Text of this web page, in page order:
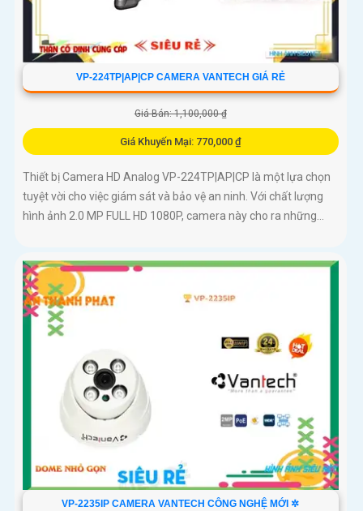
VP-224TP|AP|CP CAMERA VANTECH GIÁ RẺ
Giá Bán: 1,100,000 ₫
Giá Khuyến Mại: 770,000 ₫
Thiết bị Camera HD Analog VP-224TP|AP|CP là một lựa chọn
tuyệt vời cho việc giám sát và bảo vệ an ninh. Với chất lượng
hình ảnh 2.0 MP FULL HD 1080P, camera này cho ra những...
VP-2235IP CAMERA VANTECH CÔNG NGHỆ MỚI ✲